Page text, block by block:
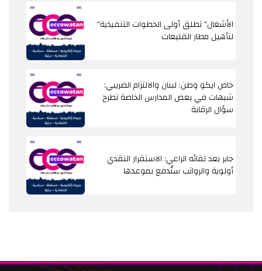
"الأشغال" تطلق أولى الخطوات التنفيذية
لتأهيل مطار القليعات
خاص ايكو وطن: لبنان والالتزام الضريبي:
شبهات في بعض المدارس الخاصة تطرح
سؤال الرقابة
جابر بعد لقائه الراعي: الاستقرار النقدي
أولوية والرواتب ستُدفع بموعدها